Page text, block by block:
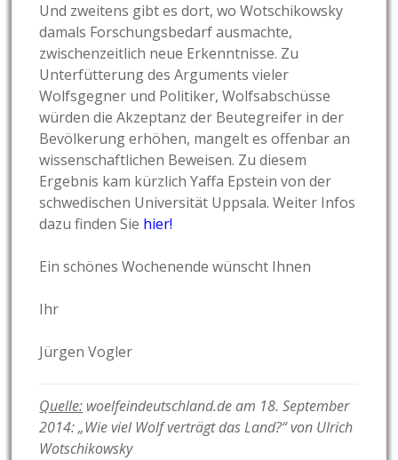
Und zweitens gibt es dort, wo Wotschikowsky
damals Forschungsbedarf ausmachte,
zwischenzeitlich neue Erkenntnisse. Zu
Unterfütterung des Arguments vieler
Wolfsgegner und Politiker, Wolfsabschüsse
würden die Akzeptanz der Beutegreifer in der
Bevölkerung erhöhen, mangelt es offenbar an
wissenschaftlichen Beweisen. Zu diesem
Ergebnis kam kürzlich Yaffa Epstein von der
schwedischen Universität Uppsala. Weiter Infos
dazu finden Sie hier!
Ein schönes Wochenende wünscht Ihnen
Ihr
Jürgen Vogler
Quelle: woelfeindeutschland.de am 18. September
2014: „Wie viel Wolf verträgt das Land?“ von Ulrich
Wotschikowsky